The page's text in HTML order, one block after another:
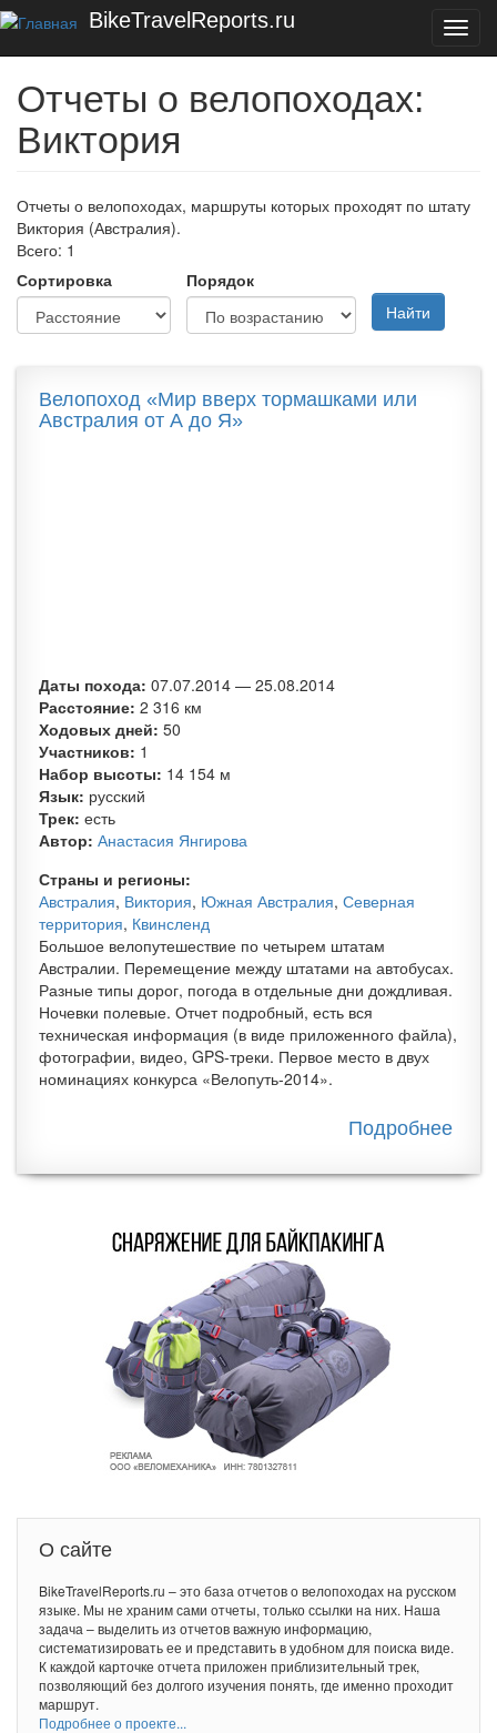
Перейти к основному содержанию
BikeTravelReports.ru
Отчеты о велопоходах:
Виктория
Отчеты о велопоходах, маршруты которых проходят по штату
Виктория (Австралия).
Всего: 1
Сортировка
Порядок
Найти
Велопоход «Мир вверх тормашками или
Австралия от А до Я»
Даты похода: 07.07.2014 — 25.08.2014
Расстояние: 2 316 км
Ходовых дней: 50
Участников: 1
Набор высоты: 14 154 м
Язык: русский
Трек: есть
Автор: Анастасия Янгирова
Страны и регионы:
Австралия, Виктория, Южная Австралия, Северная
территория, Квинсленд
Большое велопутешествие по четырем штатам
Австралии. Перемещение между штатами на автобусах.
Разные типы дорог, погода в отдельные дни дождливая.
Ночевки полевые. Отчет подробный, есть вся
техническая информация (в виде приложенного файла),
фотографии, видео, GPS-треки. Первое место в двух
номинациях конкурса «Велопуть-2014».
Подробнее
О сайте
BikeTravelReports.ru – это база отчетов о велопоходах на русском
языке. Мы не храним сами отчеты, только ссылки на них. Наша
задача – выделить из отчетов важную информацию,
систематизировать ее и представить в удобном для поиска виде.
К каждой карточке отчета приложен приблизительный трек,
позволяющий без долгого изучения понять, где именно проходит
маршрут.
Подробнее о проекте...